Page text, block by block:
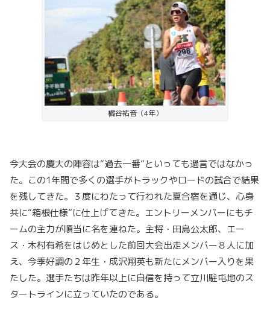
橘谷祐音（4年）
今大会の慶大の陣容は“過去一番”といっても過言ではなかっ
た。この1年間で多くの選手がトラックやロードの試合で結果
を残してきた。３度にわたって行われた夏合宿を通じ、心身
共に“箱根仕様”に仕上げてきた。エントリーメンバーにもチ
ームの主力が順当に名を連ねた。主将・田島公太郎、エー
ス・木村有希をはじめとした前回大会出走メンバー８人に加
え、今季好調の２年生・成沢翔英も新たにメンバー入りを果
たした。選手たちは昨年以上に自信を持って立川駐屯地のス
タートラインに立っていたのである。